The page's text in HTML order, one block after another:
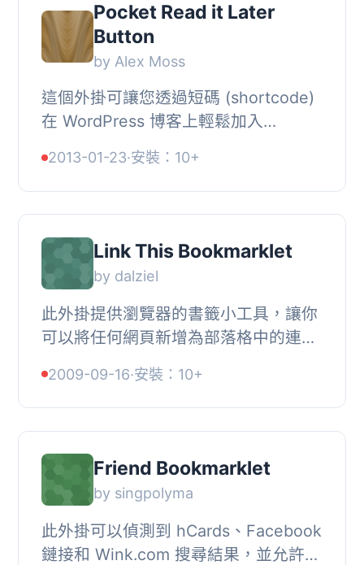
Pocket Read it Later
Button
by Alex Moss
這個外掛可讓您透過短碼 (shortcode)
在 WordPress 博客上輕鬆加入
裝這個外掛並在需要的地方插入短碼即
可。您也可以在...
2013-01-23·安裝：10+
Link This Bookmarklet
by dalziel
此外掛提供瀏覽器的書籤小工具，讓你
可以將任何網頁新增為部落格中的連
「新增連結」書籤小工具功能。欲知書
籤小工具的定...
2009-09-16·安裝：10+
Friend Bookmarklet
by singpolyma
此外掛可以偵測到 hCards、Facebook
鏈接和 Wink.com 搜尋結果，並允許使